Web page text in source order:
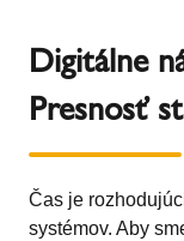
Digitálne
Presnosť
Čas je
systémov. Aby